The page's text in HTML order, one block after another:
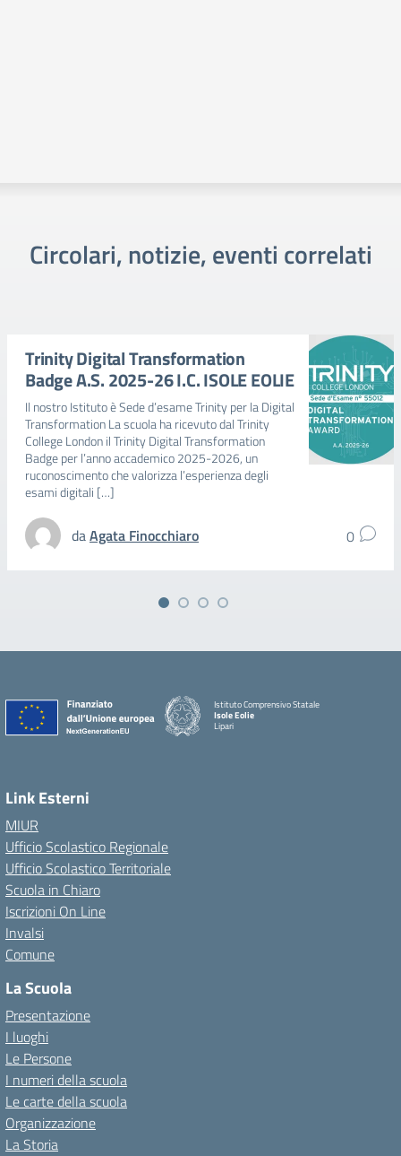
Circolari, notizie, eventi correlati
Trinity Digital Transformation
Badge A.S. 2025-26 I.C. ISOLE EOLIE
Il nostro Istituto è Sede d’esame Trinity per la Digital
Transformation La scuola ha ricevuto dal Trinity
College London il Trinity Digital Transformation
Badge per l’anno accademico 2025-2026, un
ruconoscimento che valorizza l’esperienza degli
esami digitali […]
daAgata Finocchiaro 0
Istituto Comprensivo Statale
Isole Eolie
Lipari
Link Esterni
MIUR
Ufficio Scolastico Regionale
Ufficio Scolastico Territoriale
Scuola in Chiaro
Iscrizioni On Line
Invalsi
Comune
La Scuola
Presentazione
I luoghi
Le Persone
I numeri della scuola
Le carte della scuola
Organizzazione
La Storia